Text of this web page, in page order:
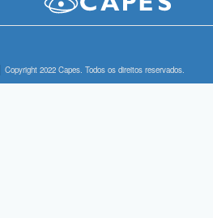
Copyright 2022 Capes. Todos os direitos reservados.